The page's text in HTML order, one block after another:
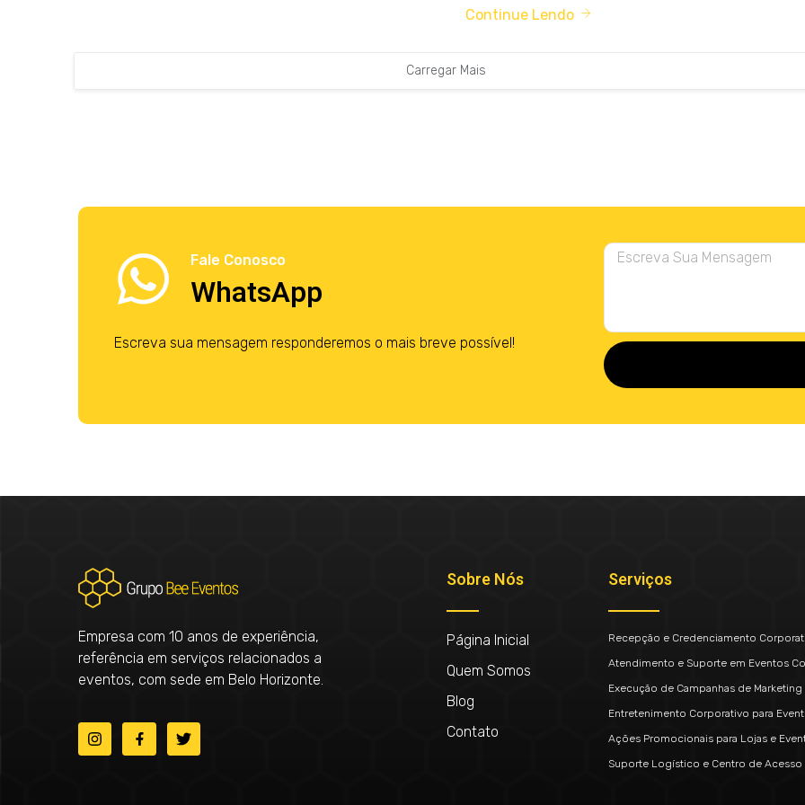
Continue Lendo
Carregar Mais
Fale Conosco
WhatsApp
Escreva sua mensagem responderemos o mais breve possível!
Empresa com 10 anos de experiência,
referência em serviços relacionados a
eventos, com sede em Belo Horizonte.
Sobre Nós
Página Inicial
Quem Somos
Blog
Contato
Serviços
Recepção e Credenciamento
Atendimento e Suporte em Eventos
Execução de Campanhas de
Entretenimento Corporativo para
Ações Promocionais para Lojas e
Suporte Logístico e Centro de Acesso